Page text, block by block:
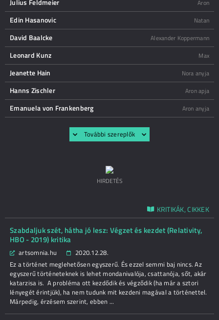
Julius Feldmeier Aron
Edin Hasanovic Natan
David Baalcke Alexander Koppermann
Leonard Kunz Max
Jeanette Hain Nora anyja
Hanns Zischler Aron apja
Emanuela von Frankenberg Aron anyja
További szereplők
HIRDETÉS
KRITIKÁK, CIKKEK
Szabdaljuk szét, hátha jó lesz: Végzet és kezdet (Relativity,
HBO - 2019) kritika
artsomnia.hu
2020.12.28.
Ez a történet meglehetősen egyszerű. És ezzel semmi baj nincs. Az
egyszerű történeteknek is lehet mondanivalója, csattanója, sőt, akár
katarzisa is. A probléma ott kezdődik és végződik (ha már a sztori
lényegét érintjük), ha nem tudunk mit kezdeni magával a történettel.
Márpedig, érzésem szerint, ebben ...